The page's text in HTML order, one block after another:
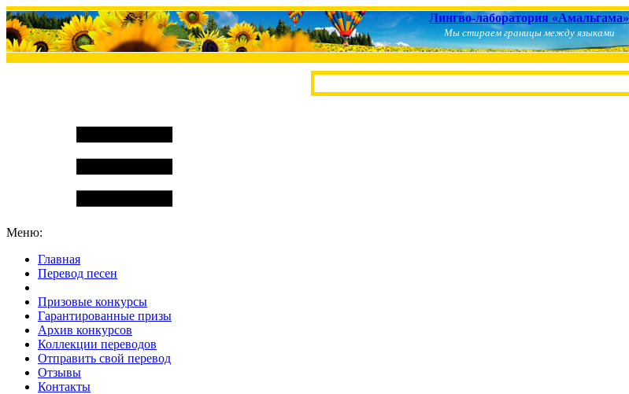
Лингво-лаборатория «Амальгама»
Мы стираем границы между языками
Меню:
Главная
Перевод песен
Призовые конкурсы
Гарантированные призы
Архив конкурсов
Коллекции переводов
Отправить свой перевод
Отзывы
Контакты